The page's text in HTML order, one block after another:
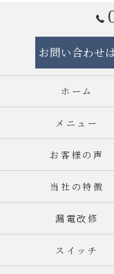
お問い合わせ
ホーム
メニュー
お客様の声
当社の特徴
漏電改修
スイッチ